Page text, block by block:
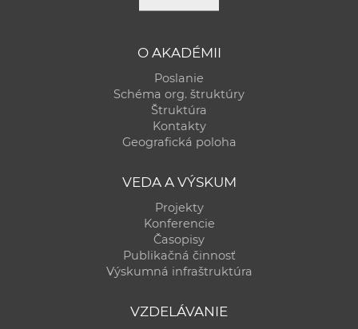
O AKADÉMII
Poslanie
Schéma org. štruktúry
Štruktúra
Kontakty
Geografická poloha
VEDA A VÝSKUM
Projekty
Konferencie
Časopisy
Publikačná činnosť
Výskumná infraštruktúra
VZDELÁVANIE